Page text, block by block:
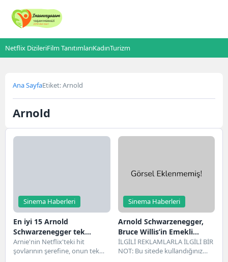
Netflix DizileriFilm TanıtımlarıKadınTurizm
Ana SayfaEtiket: Arnold
Arnold
Sinema Haberleri
En iyi 15 Arnold
Schwarzenegger tek
gömlek
Arnie'nin Netflix'teki hit
şovlarının şerefine, onun tek
Sinema Haberleri
Arnold Schwarzenegger,
Bruce Willis’in Emekli
Olması Hakkında
Sorulduğunda En İyi Yanıtı
İLGİLİ REKLAMLARLA İLGİLİ BİR
NOT: Bu sitede kullandığınız